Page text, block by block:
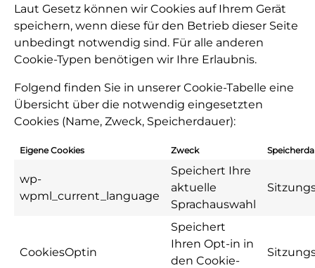
Laut Gesetz können wir Cookies auf Ihrem Gerät
speichern, wenn diese für den Betrieb dieser Seite
unbedingt notwendig sind. Für alle anderen
Cookie-Typen benötigen wir Ihre Erlaubnis.
Folgend finden Sie in unserer Cookie-Tabelle eine
Übersicht über die notwendig eingesetzten
Cookies (Name, Zweck, Speicherdauer):
Eigene Cookies Zweck
wp-
wpml_current_language
Speichert Ihre
aktuelle
Sprachauswahl
CookiesOptin
Speichert
Ihren Opt-in in
den Cookie-